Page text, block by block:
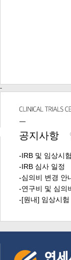
-
공지사항
-IRB 및 임상시
-IRB 심사 일정
-심의비 변경 안
-연구비 및 심의
-[원내] 임상시